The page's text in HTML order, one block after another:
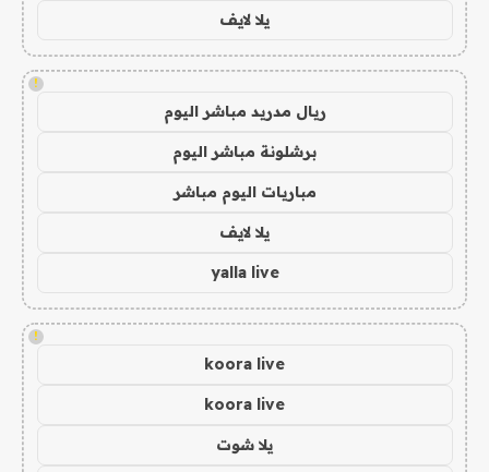
يلا لايف
!
ريال مدريد مباشر اليوم
برشلونة مباشر اليوم
مباريات اليوم مباشر
يلا لايف
yalla live
!
koora live
koora live
يلا شوت